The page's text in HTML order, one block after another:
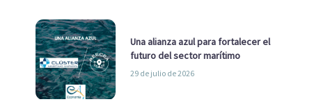
Una alianza azul para fortalecer el
futuro del sector marítimo
29 de julio de 2026